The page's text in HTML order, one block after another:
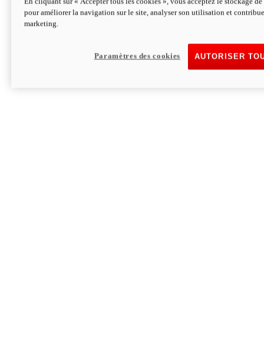
Hypermotard V2 SP 100
Découvrez-le
pour améliorer la navigation sur le site, analyser son utilisation et
marketing.
AUTORISER
Paramètres des cookies